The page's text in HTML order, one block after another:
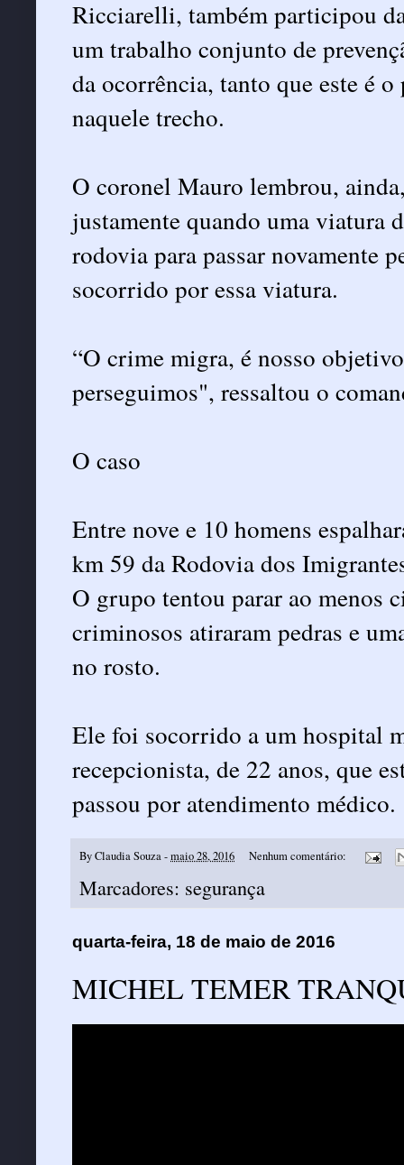
Ricciarelli, também participou
um trabalho conjunto de
da ocorrência, tanto que este é
naquele trecho.
O coronel Mauro lembrou,
justamente quando uma viatura
rodovia para passar novamente
socorrido por essa viatura.
“O crime migra, é nosso
perseguimos", ressaltou o
O caso
Entre nove e 10 homens
km 59 da Rodovia dos
O grupo tentou parar ao menos
criminosos atiraram pedras e
no rosto.
Ele foi socorrido a um hospital
recepcionista, de 22 anos, que
passou por atendimento médico.
ByClaudia Souza-maio 28, 2016 Nenhum comentário:
Marcadores: segurança
quarta-feira, 18 de maio de 2016
MICHEL TEMER